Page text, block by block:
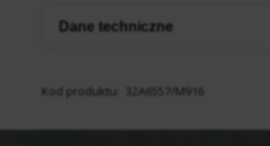
Dane techniczne
Kod produktu: 32A6557/M916